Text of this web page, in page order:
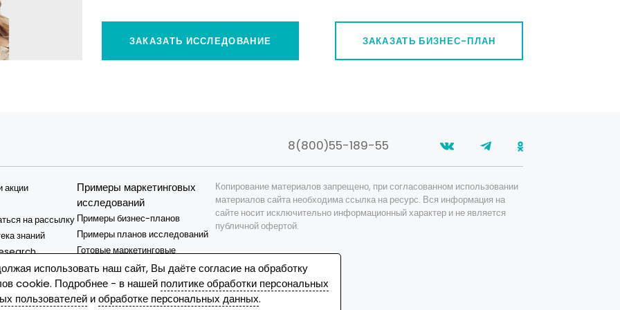
Показать / скрыть
Добыча полезных ископаемых
Транспорт
Показать / скрыть
Показать / скрыть
Химическая промышленность
ЗАКАЗАТЬ ИССЛЕДОВАНИЕ ЗАКАЗАТЬ БИЗНЕС-ПЛАН
8(800)55-189-55
акции
на рассылку
знаний
Примеры маркетинговых
исследований
Примеры бизнес-планов
Примеры планов исследований
Готовые маркетинговые
исследования
Готовые бизнес-планы
Наиболее популярные бизнес-
Копирование материалов запрещено, при согласованном использовании
материалов сайта необходима ссылка на ресурс. Вся информация на
сайте носит исключительно информационный характер и не является
публичной офертой.
использовать наш сайт, Вы даёте согласие на обработку
cookie. Подробнее - в нашей политике обработки персональных
пользователей иобработке персональных данных.